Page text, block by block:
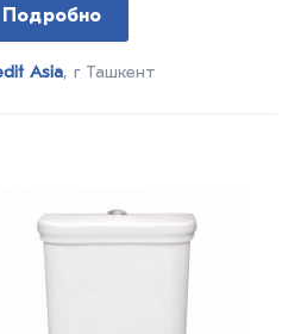
Подробно
Asia, г Ташкент